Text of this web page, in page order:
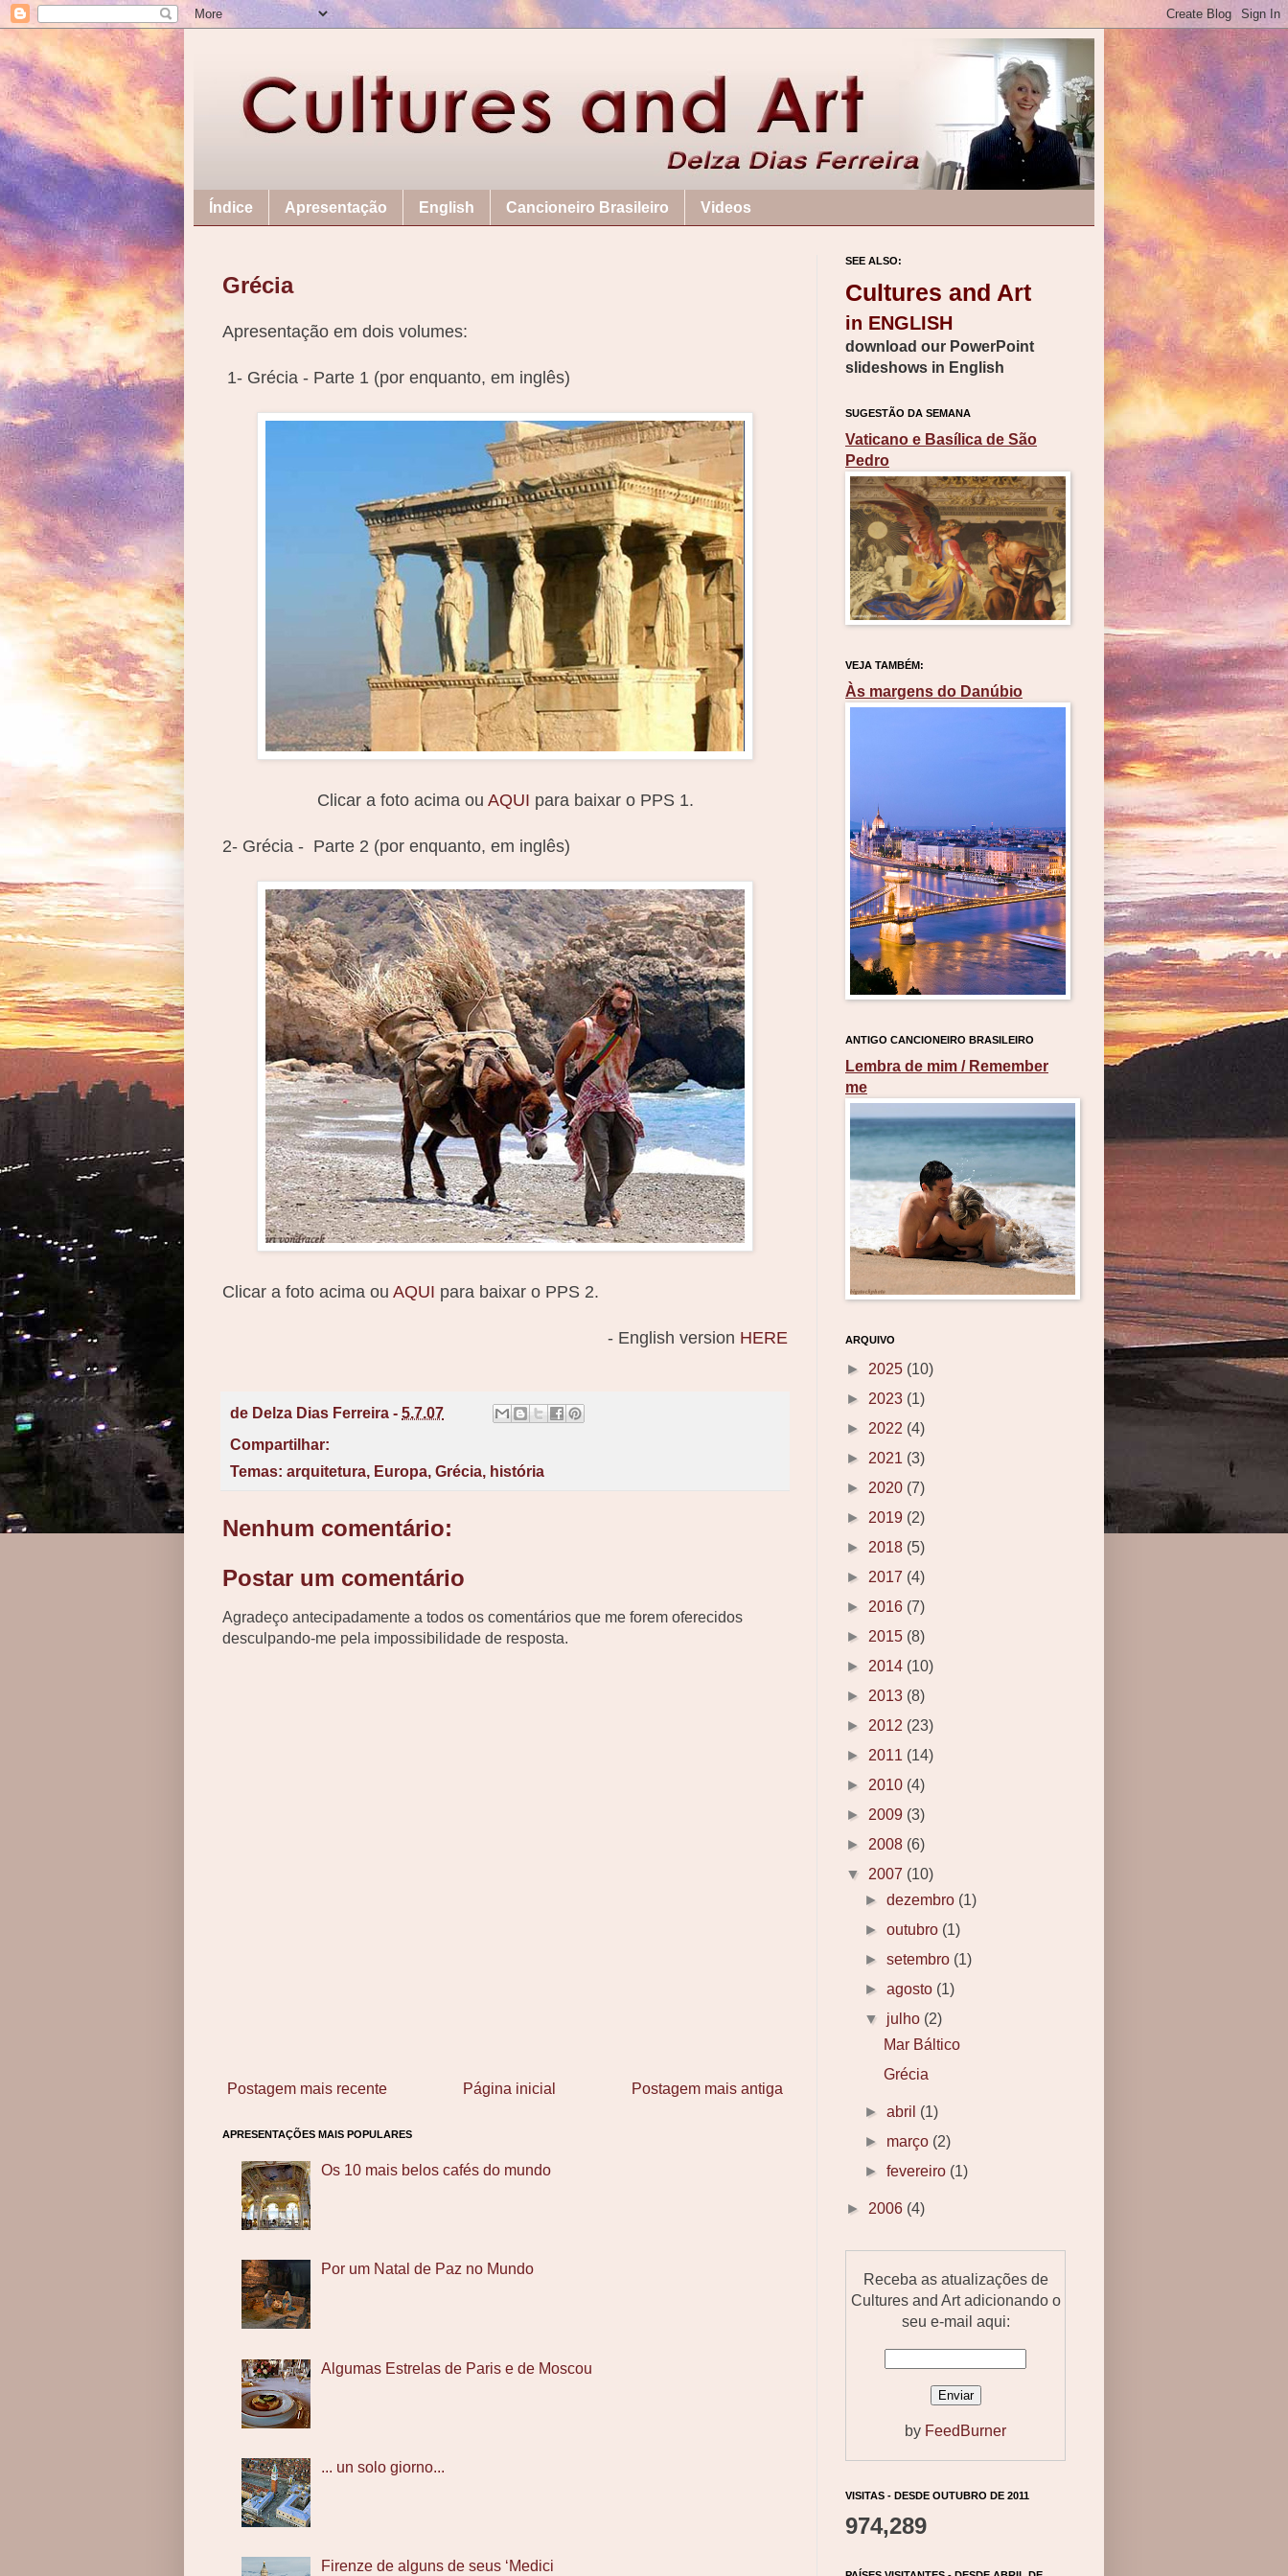
Índice Apresentação English Cancioneiro Brasileiro Videos
Grécia
Apresentação em dois volumes:
1- Grécia - Parte 1 (por enquanto, em inglês)
Clicar a foto acima ou AQUI para baixar o PPS 1.
2- Grécia - Parte 2 (por enquanto, em inglês)
Clicar a foto acima ou AQUI para baixar o PPS 2.
- English version HERE
de Delza Dias Ferreira - 5.7.07
Compartilhar:
Temas: arquitetura, Europa, Grécia, história
Nenhum comentário:
Postar um comentário
Agradeço antecipadamente a todos os comentários que me forem oferecidos
desculpando-me pela impossibilidade de resposta.
Postagem mais recente Postagem mais antiga
Página inicial
APRESENTAÇÕES MAIS POPULARES
Os 10 mais belos cafés do mundo
Por um Natal de Paz no Mundo
Algumas Estrelas de Paris e de Moscou
... un solo giorno...
Firenze de alguns de seus ‘Medici
SEE ALSO:
Cultures and Art
in ENGLISH
download our PowerPoint
slideshows in English
SUGESTÃO DA SEMANA
Vaticano e Basílica de São
Pedro
VEJA TAMBÉM:
Às margens do Danúbio
ANTIGO CANCIONEIRO BRASILEIRO
Lembra de mim / Remember
me
ARQUIVO
► 2025 (10)
► 2023 (1)
► 2022 (4)
► 2021 (3)
► 2020 (7)
► 2019 (2)
► 2018 (5)
► 2017 (4)
► 2016 (7)
► 2015 (8)
► 2014 (10)
► 2013 (8)
► 2012 (23)
► 2011 (14)
► 2010 (4)
► 2009 (3)
► 2008 (6)
▼ 2007 (10)
►dezembro (1)
►outubro (1)
►setembro (1)
►agosto (1)
▼ julho (2)
Mar Báltico
Grécia
►abril (1)
► março (2)
►fevereiro (1)
► 2006 (4)
Receba as atualizações de
Cultures and Art adicionando o
seu e-mail aqui:
by FeedBurner
VISITAS - DESDE OUTUBRO DE 2011
974,289